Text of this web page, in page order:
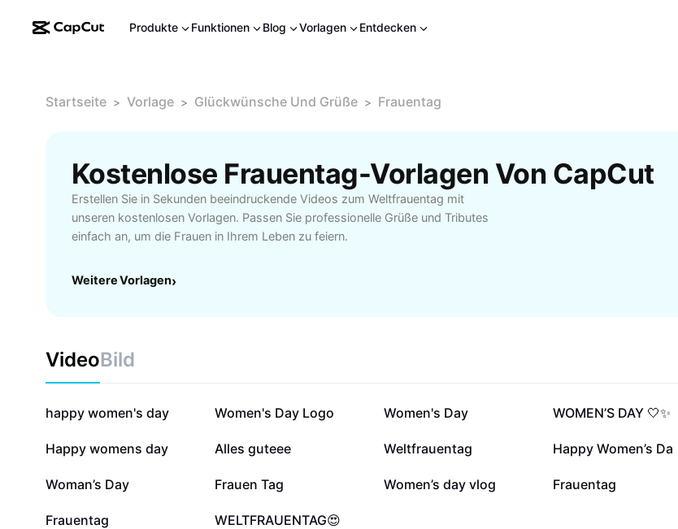
Produkte Funktionen Blog Vorlagen Entdecken
Startseite > Vorlage > Glückwünsche Und Grüße > Frauentag
Kostenlose Frauentag-Vorlagen Von CapCut
Erstellen Sie in Sekunden beeindruckende Videos zum Weltfrauentag mit
unseren kostenlosen Vorlagen. Passen Sie professionelle Grüße und Tributes
einfach an, um die Frauen in Ihrem Leben zu feiern.
Weitere Vorlagen›
VideoBild
14.765
happy women's day 10.100
Women's Day Logo 6565
Women's Day 5560
WOMEN’S DAY 🤍✨
3481
Happy womens day 2531
Alles guteee 2209
Weltfrauentag 1936
Happy Women’s Da
966
Woman’s Day 817
Frauen Tag 497
Women’s day vlog 458
Frauentag
12
Frauentag 0
WELTFRAUENTAG😍